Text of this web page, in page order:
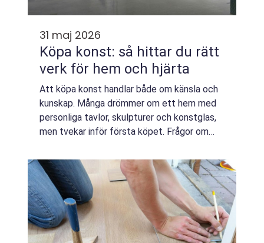
31 maj 2026
Köpa konst: så hittar du rätt
verk för hem och hjärta
Att köpa konst handlar både om känsla och
kunskap. Många drömmer om ett hem med
personliga tavlor, skulpturer och konstglas,
men tvekar inför första köpet. Frågor om